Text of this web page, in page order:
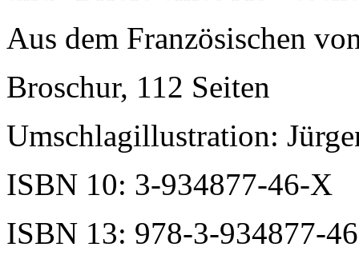
Aus dem Französischen
Broschur, 112 Seiten
Umschlagillustration:
ISBN 10: 3-934877-46-X
ISBN 13: 978-3-934877-